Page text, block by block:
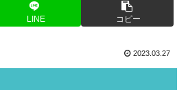
LINE コピー
2023.03.27